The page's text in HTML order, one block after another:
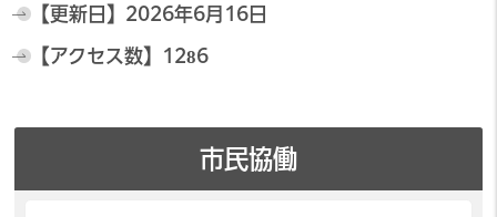
【更新日】 2026年6月16日
【アクセス数】 1286
市民協働